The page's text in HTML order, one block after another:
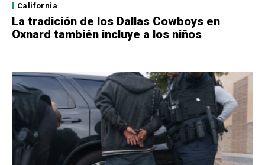
California
La tradición de los Dallas Cowboys en
Oxnard también incluye a los niños